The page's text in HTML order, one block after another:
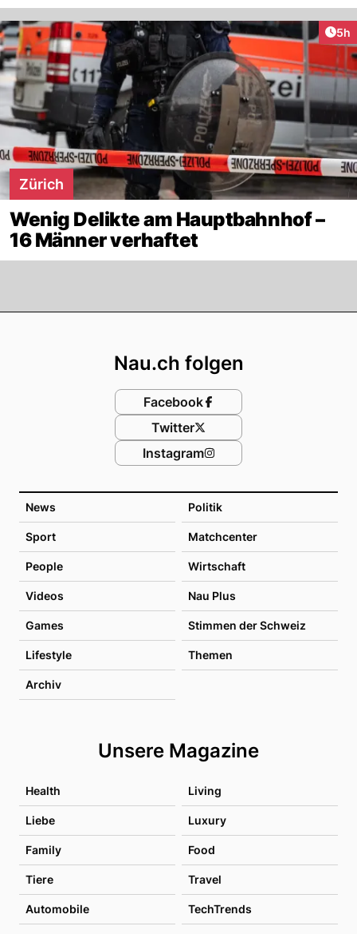
5h
Zürich
Wenig Delikte am Hauptbahnhof –
16 Männer verhaftet
News Politik
Sport Matchcenter
People Wirtschaft
Videos Nau Plus
Games Stimmen der Schweiz
Lifestyle Themen
Archiv
Unsere Magazine
Health Living
Liebe Luxury
Family Food
Tiere Travel
Automobile TechTrends
Nau.ch folgen
Facebook
Twitter
Instagram